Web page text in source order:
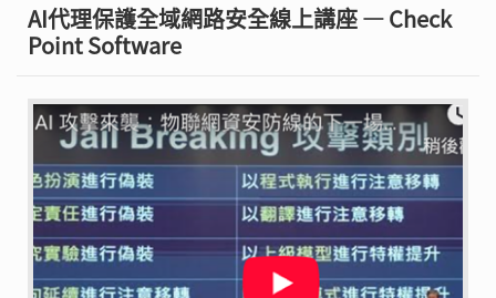
AI代理保護全域網路安全線上講座 — Check
Point Software